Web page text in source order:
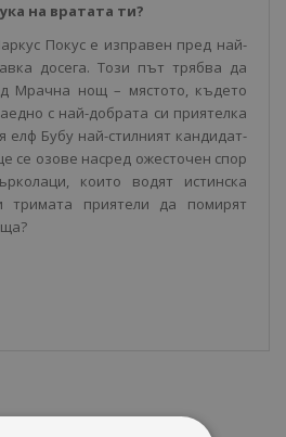
на вратата ти?
Покус е изправен пред най-
досега. Този път трябва да
Мрачна нощ – мястото, където
с най-добрата си приятелка
Бубу най-стилният кандидат-
се озове насред ожесточен спор
които водят истинска
приятели да помирят